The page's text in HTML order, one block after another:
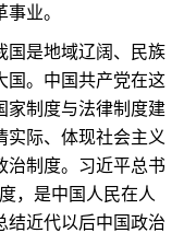
业。
是地域辽阔、民族
国。中国共产党在这
家制度与法律制度建
实际、体现社会主义
治制度。习近平总书
，是中国人民在人
结近代以后中国政治